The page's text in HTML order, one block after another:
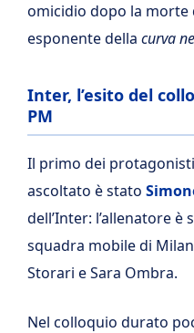
omicidio dopo la morte
esponente della curva
Inter, l’esito del
PM
Il primo dei
ascoltato è stato
dell’Inter: l’allenatore
squadra mobile di
Storari e Sara Ombra.
Nel colloquio durato